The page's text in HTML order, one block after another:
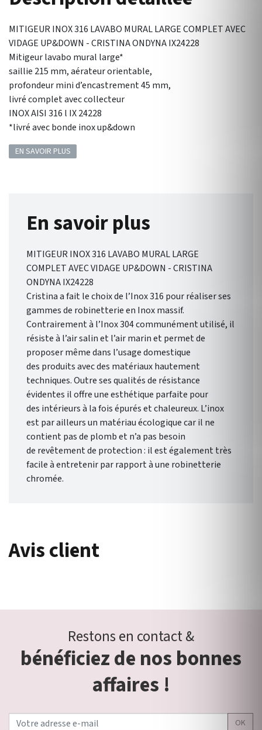
MITIGEUR INOX 316 LAVABO MURAL LARGE COMPLET AVEC
VIDAGE UP&DOWN - CRISTINA ONDYNA IX24228
Mitigeur lavabo mural large*
saillie 215 mm, aérateur orientable,
profondeur mini d’encastrement 45 mm,
livré complet avec collecteur
INOX AISI 316 l IX 24228
*livré avec bonde inox up&down
EN SAVOIR PLUS
En savoir plus
MITIGEUR INOX 316 LAVABO MURAL LARGE
COMPLET AVEC VIDAGE UP&DOWN - CRISTINA
ONDYNA IX24228
Cristina a fait le choix de l’Inox 316 pour réaliser ses
gammes de robinetterie en Inox massif.
Contrairement à l’Inox 304 communément utilisé, il
résiste à l’air salin et l’air marin et permet de
proposer même dans l’usage domestique
des produits avec des matériaux hautement
techniques. Outre ses qualités de résistance
évidentes il offre une esthétique parfaite pour
des intérieurs à la fois épurés et chaleureux. L’inox
est par ailleurs un matériau écologique car il ne
contient pas de plomb et n’a pas besoin
de revêtement de protection : il est également très
facile à entretenir par rapport à une robinetterie
chromée.
Avis client
Restons en contact &
bénéficiez de nos bonnes
affaires !
OK